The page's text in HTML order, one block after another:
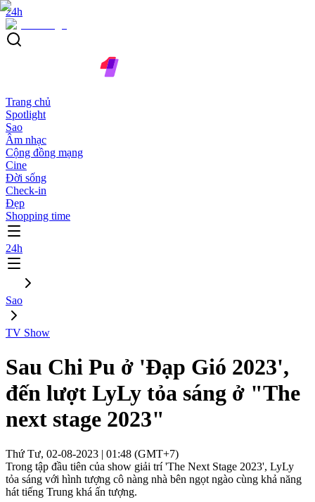
24h
Trang chủ
Spotlight
Sao
Âm nhạc
Cộng đồng mạng
Cine
Đời sống
Check-in
Đẹp
Shopping time
24h
Sao
TV Show
Sau Chi Pu ở 'Đạp Gió 2023',
đến lượt LyLy tỏa sáng ở "The
next stage 2023"
Thứ Tư, 02-08-2023 | 01:48 (GMT+7)
Trong tập đầu tiên của show giải trí 'The Next Stage 2023', LyLy
tỏa sáng với hình tượng cô nàng nhà bên ngọt ngào cùng khả năng
hát tiếng Trung khá ấn tượng.